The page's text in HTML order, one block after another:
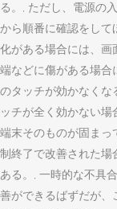
る。, ただし、電源の
から順番に確認をして
化がある場合には、画
端などに傷がある場合
のタッチが効かなくな
ッチが全く効かない
端末そのものが固まっ
制終了で改善された場
ある。, 一時的な不具
善ができるばずだが、